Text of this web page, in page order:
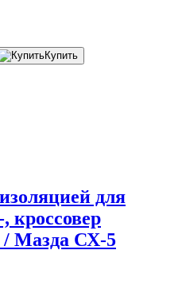
Купить
для
кроссовер
/ Мазда СХ-5